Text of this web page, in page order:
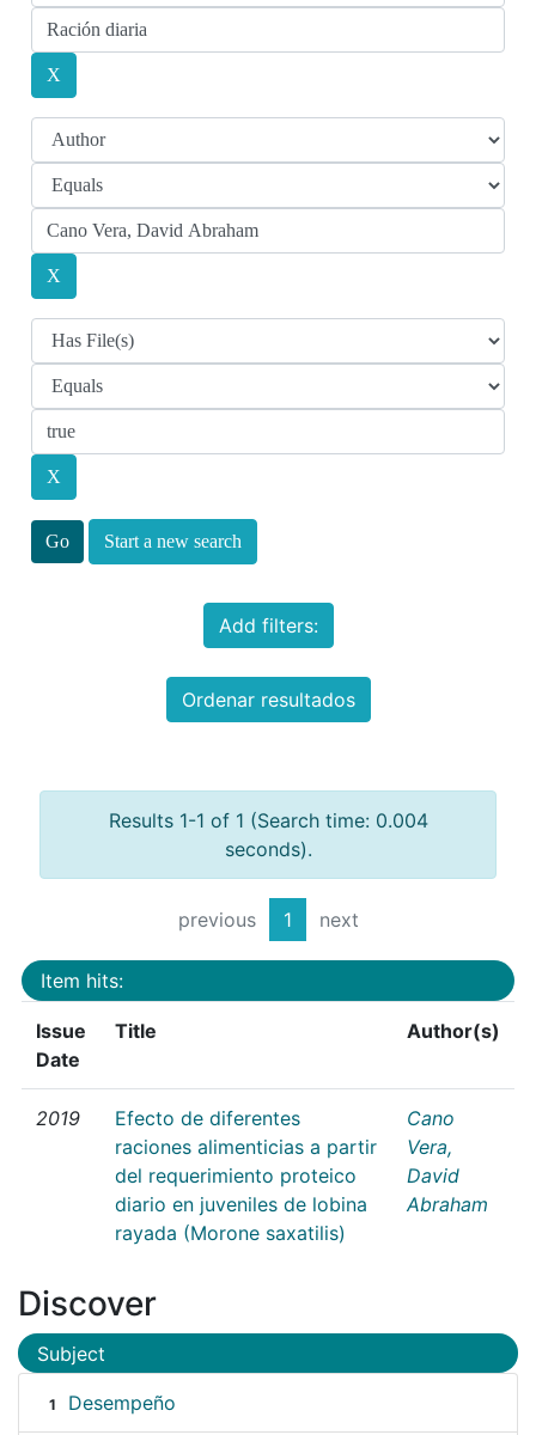
Start a new search
Add filters:
Ordenar resultados
Results 1-1 of 1 (Search time: 0.004
seconds).
previous 1 next
Item hits:
Issue
Date
Title Author(s)
2019
Efecto de diferentes
raciones alimenticias a partir
del requerimiento proteico
diario en juveniles de lobina
rayada (Morone saxatilis)
Cano
Vera,
David
Abraham
Discover
Subject
1 Desempeño